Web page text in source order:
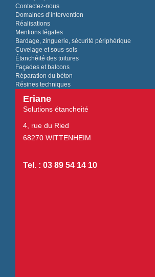
Contactez-nous
Domaines d’intervention
Réalisations
Mentions légales
Bardage, zinguerie, sécurité périphérique
Cuvelage et sous-sols
Étanchéité des toitures
Façades et balcons
Réparation du béton
Résines techniques
Eriane
Solutions étancheité
4, rue du Ried
68270 WITTENHEIM
Tel. : 03 89 54 14 10